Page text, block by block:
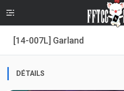
[14-007L] Garland
DÉTAILS